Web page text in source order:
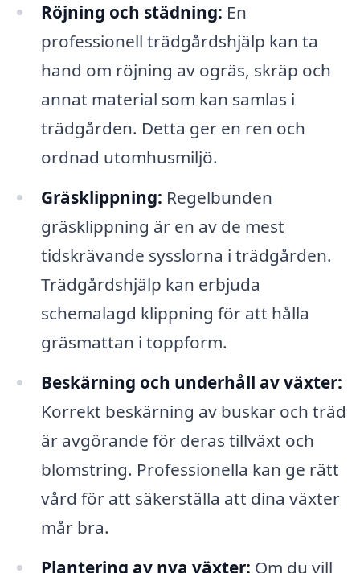
Röjning och städning: En
professionell trädgårdshjälp kan ta
hand om röjning av ogräs, skräp och
annat material som kan samlas i
trädgården. Detta ger en ren och
ordnad utomhusmiljö.
Gräsklippning: Regelbunden
gräsklippning är en av de mest
tidskrävande sysslorna i trädgården.
Trädgårdshjälp kan erbjuda
schemalagd klippning för att hålla
gräsmattan i toppform.
Beskärning och underhåll av växter:
Korrekt beskärning av buskar och träd
är avgörande för deras tillväxt och
blomstring. Professionella kan ge rätt
vård för att säkerställa att dina växter
mår bra.
Plantering av nya växter: Om du vill